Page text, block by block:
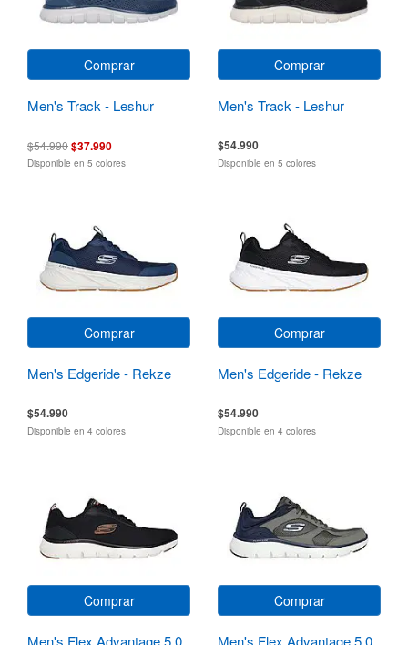
Comprar
Men's Track - Leshur
$54.990$37.990
Disponible en 5 colores
Comprar
Men's Track - Leshur
$54.990
Disponible en 5 colores
Comprar
Men's Edgeride - Rekze
$54.990
Disponible en 4 colores
Comprar
Men's Edgeride - Rekze
$54.990
Disponible en 4 colores
Comprar
Men's Flex Advantage 5.0
Comprar
Men's Flex Advantage 5.0